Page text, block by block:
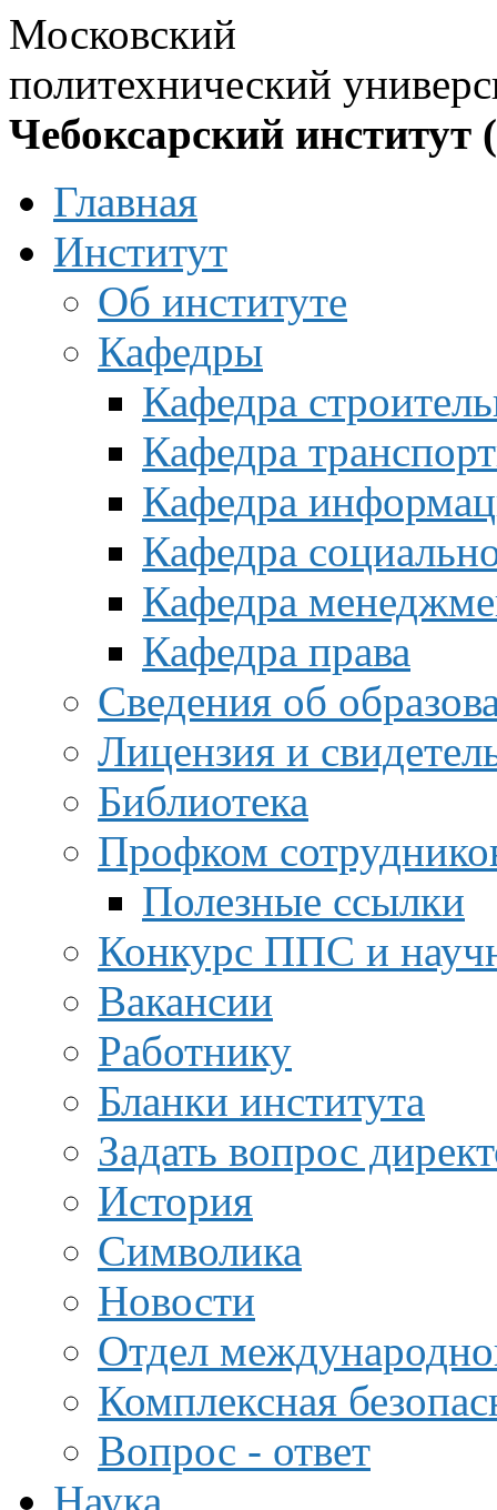
Московский
политехнический
Чебоксарский институт
Главная
Институт
Об институте
Кафедры
Кафедра
Кафедра
Кафедра
Кафедра
Кафедра
Кафедра права
Сведения об
Лицензия и
Библиотека
Профком
Полезные ссылки
Конкурс ППС и
Вакансии
Работнику
Бланки института
Задать вопрос
История
Символика
Новости
Отдел
Комплексная
Вопрос - ответ